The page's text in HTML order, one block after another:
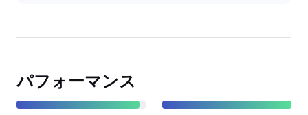
パフォーマンス